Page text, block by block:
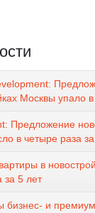
Москвы упало
Предложение
в четыре раза
в
за 5 лет
бизнес- и